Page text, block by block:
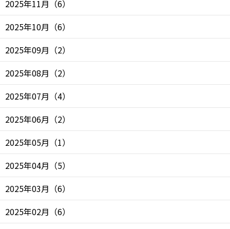
2025年11月 （6）
2025年10月 （6）
2025年09月 （2）
2025年08月 （2）
2025年07月 （4）
2025年06月 （2）
2025年05月 （1）
2025年04月 （5）
2025年03月 （6）
2025年02月 （6）